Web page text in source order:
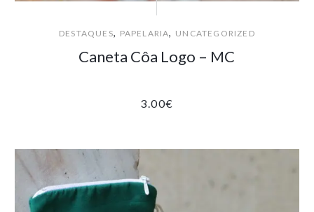
DESTAQUES, PAPELARIA, UNCATEGORIZED
Caneta Côa Logo – MC
3.00€